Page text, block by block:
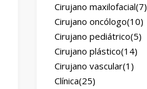
Cirujano maxilofacial(7)
Cirujano oncólogo(10)
Cirujano pediátrico(5)
Cirujano plástico(14)
Cirujano vascular(1)
Clínica(25)